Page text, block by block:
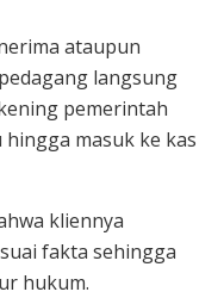
ataupun
langsung
pemerintah
masuk ke kas
kliennya
fakta sehingga
hukum.